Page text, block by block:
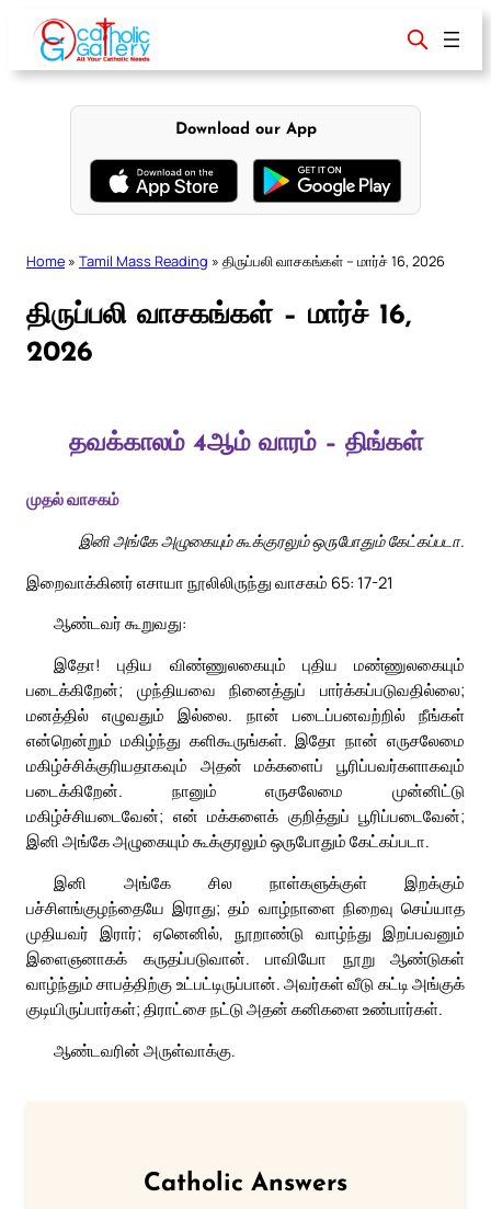
content
Download our App
Home » Tamil Mass Reading » திருப்பலி வாசகங்கள் – மார்ச் 16, 2026
திருப்பலி வாசகங்கள் – மார்ச் 16,
2026
தவக்காலம் 4ஆம் வாரம் – திங்கள்
முதல் வாசகம்
இனி அங்கே அழுகையும் கூக்குரலும் ஒருபோதும் கேட்கப்படா.
இறைவாக்கினர் எசாயா நூலிலிருந்து வாசகம் 65: 17-21
ஆண்டவர் கூறுவது:
இதோ! புதிய விண்ணுலகையும் புதிய மண்ணுலகையும்
படைக்கிறேன்; முந்தியவை நினைத்துப் பார்க்கப்படுவதில்லை;
மனத்தில் எழுவதும் இல்லை. நான் படைப்பனவற்றில் நீங்கள்
என்றென்றும் மகிழ்ந்து களிகூருங்கள். இதோ நான் எருசலேமை
மகிழ்ச்சிக்குரியதாகவும் அதன் மக்களைப் பூரிப்பவர்களாகவும்
படைக்கிறேன். நானும் எருசலேமை முன்னிட்டு
மகிழ்ச்சியடைவேன்; என் மக்களைக் குறித்துப் பூரிப்படைவேன்;
இனி அங்கே அழுகையும் கூக்குரலும் ஒருபோதும் கேட்கப்படா.
இனி அங்கே சில நாள்களுக்குள் இறக்கும்
பச்சிளங்குழந்தையே இராது; தம் வாழ்நாளை நிறைவு செய்யாத
முதியவர் இரார்; ஏனெனில், நூறாண்டு வாழ்ந்து இறப்பவனும்
இளைஞனாகக் கருதப்படுவான். பாவியோ நூறு ஆண்டுகள்
வாழ்ந்தும் சாபத்திற்கு உட்பட்டிருப்பான். அவர்கள் வீடு கட்டி அங்குக்
குடியிருப்பார்கள்; திராட்சை நட்டு அதன் கனிகளை உண்பார்கள்.
ஆண்டவரின் அருள்வாக்கு.
Catholic Answers